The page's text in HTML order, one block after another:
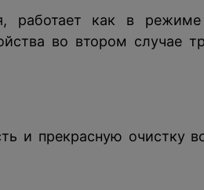
работает как в режиме
во втором случае
и прекрасную очистку